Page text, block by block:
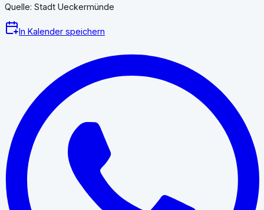
Quelle: Stadt Ueckermünde
In Kalender speichern